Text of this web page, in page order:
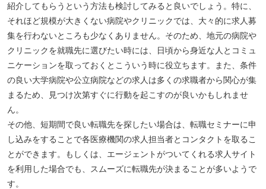
紹介してもらうという方法も検討してみると良いでしょう。特に、
それほど規模が大きくない病院やクリニックでは、大々的に求人募
集を行わないところも少なくありません。そのため、地元の病院や
クリニックを就職先に選びたい時には、日頃から身近な人とコミュ
ニケーションを取っておくとこういう時に役立ちます。また、条件
の良い大学病院や公立病院などの求人は多くの求職者から関心が集
まるため、見つけ次第すぐに行動を起こすのが良いかもしれませ
ん。
その他、短期間で良い転職先を探したい場合は、転職セミナーに申
し込みをすることで各医療機関の求人担当者とコンタクトを取るこ
とができます。もしくは、エージェントがついてくれる求人サイト
を利用した場合でも、スムーズに転職先が決まることが多いようで
す。